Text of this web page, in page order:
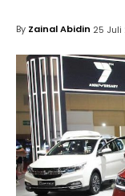
By Zainal Abidin 25 Juli